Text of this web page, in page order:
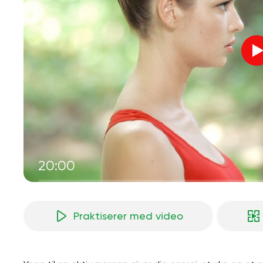
20:00
Praktiserer med video